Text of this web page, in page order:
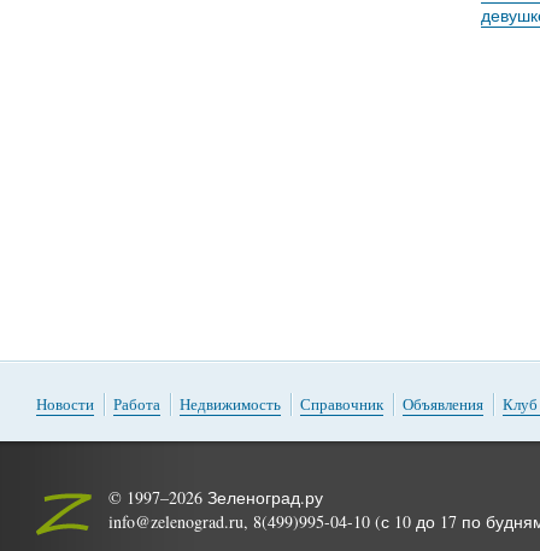
Новости Работа Недвижимость Справочник Объявления Клуб
© 1997–2026 Зеленоград.ру
info@zelenograd.ru, 8(499)995-04-10 (с 10 до 17 по